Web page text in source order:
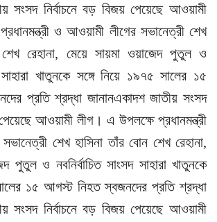
সংসদ নির্বাচনে বড় বিজয় পেয়েছে আওয়ামী
ও আওয়ামী লীগের সভানেত্রী শেখ
রেহানা, মেয়ে সায়মা ওয়াজেদ পুতুল ও
সাহারা খাতুনকে সঙ্গে নিয়ে ১৯৭৫ সালের ১৫
প্রতি শ্রদ্ধা জানানএকাদশ জাতীয় সংসদ
পেয়েছে আওয়ামী লীগ। এ উপলক্ষে প্রধানমন্ত্রী
শেখ হাসিনা তাঁর বোন শেখ রেহানা,
পুতুল ও নবনির্বাচিত সাংসদ সাহারা খাতুনকে
১৫ আগস্ট নিহত স্বজনদের প্রতি শ্রদ্ধা
সংসদ নির্বাচনে বড় বিজয় পেয়েছে আওয়ামী